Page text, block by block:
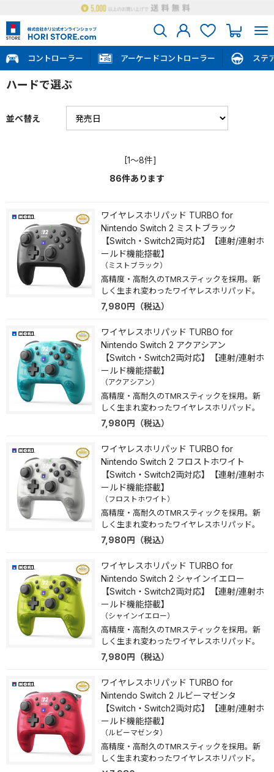
コントローラー アーケードコントローラー ステ
ハードで選ぶ
並べ替え
[1～8件]
86件あります
ワイヤレスホリパッド TURBO for
Nintendo Switch 2 ミストブラック
【Switch・Switch2両対応】【連射/連射ホ
ールド機能搭載】
（ミストブラック）
高精度・高耐久のTMRスティックを採用。新
しく生まれ変わったワイヤレスホリパッド。
7,980円 （税込）
ワイヤレスホリパッド TURBO for
Nintendo Switch 2 アクアシアン
【Switch・Switch2両対応】【連射/連射ホ
ールド機能搭載】
（アクアシアン）
高精度・高耐久のTMRスティックを採用。新
しく生まれ変わったワイヤレスホリパッド。
7,980円 （税込）
ワイヤレスホリパッド TURBO for
Nintendo Switch 2 フロストホワイト
【Switch・Switch2両対応】【連射/連射ホ
ールド機能搭載】
（フロストホワイト）
高精度・高耐久のTMRスティックを採用。新
しく生まれ変わったワイヤレスホリパッド。
7,980円 （税込）
ワイヤレスホリパッド TURBO for
Nintendo Switch 2 シャインイエロー
【Switch・Switch2両対応】【連射/連射ホ
ールド機能搭載】
（シャインイエロー）
高精度・高耐久のTMRスティックを採用。新
しく生まれ変わったワイヤレスホリパッド。
7,980円 （税込）
ワイヤレスホリパッド TURBO for
Nintendo Switch 2 ルビーマゼンタ
【Switch・Switch2両対応】【連射/連射ホ
ールド機能搭載】
（ルビーマゼンタ）
高精度・高耐久のTMRスティックを採用。新
しく生まれ変わったワイヤレスホリパッド。